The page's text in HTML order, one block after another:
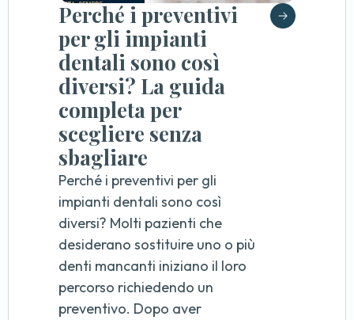
Perché i preventivi
per gli impianti
dentali sono così
diversi? La guida
completa per
scegliere senza
sbagliare
Perché i preventivi per gli
impianti dentali sono così
diversi? Molti pazienti che
desiderano sostituire uno o più
denti mancanti iniziano il loro
percorso richiedendo un
preventivo. Dopo aver